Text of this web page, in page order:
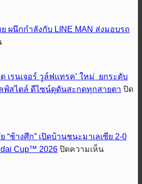
และ
ใหม่
ปี
รุ่น
ย่อย
ประกาศ
ครึ่ง
ปี
แรก
67%
เหนือ
กระแส
ผนึกกำลังกับ LINE MAN ส่งมอบรถ
บน
ดี
ประเทศไทย
LINE
MAN
เรนเจอร์ วูล์ฟแทรค’ ใหม่ ยกระดับ
ฟ์สไตล์ ดีไซน์ดุดันสะกดทุกสายตา ปิด
“ช้างศึก” เปิดบ้านชนะมาเลเซีย 2-0
Cup™ 2026 ปิดความเห็นบน